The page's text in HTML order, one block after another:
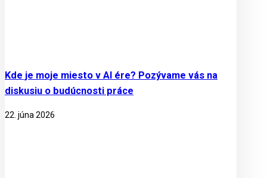
Kde je moje miesto v AI ére? Pozývame vás na
diskusiu o budúcnosti práce
22. júna 2026